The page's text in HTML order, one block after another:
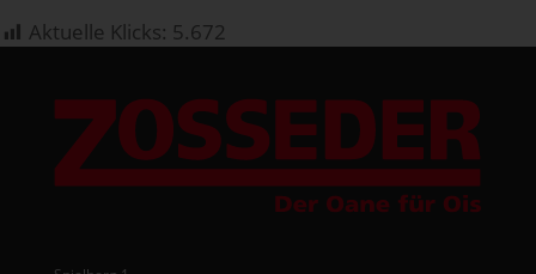
Aktuelle Klicks: 5.672